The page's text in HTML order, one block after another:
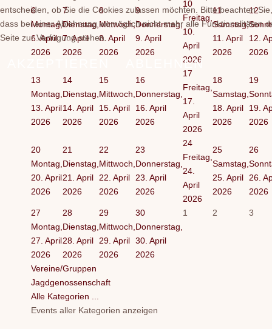
6
Montag,
6. April
2026
7
Dienstag,
7. April
2026
8
Mittwoch,
8. April
2026
9
Donnerstag,
9. April
2026
10
Freitag,
10.
April
2026
11
Samstag,
11. April
2026
12
12.
2026
13
Montag,
13. April
2026
14
Dienstag,
14. April
2026
15
Mittwoch,
15. April
2026
16
Donnerstag,
16. April
2026
17
Freitag,
17.
April
2026
18
Samstag,
18. April
2026
19
19.
2026
20
Montag,
20. April
2026
21
Dienstag,
21. April
2026
22
Mittwoch,
22. April
2026
23
Donnerstag,
23. April
2026
24
Freitag,
24.
April
2026
25
Samstag,
25. April
2026
26
26.
2026
27
Montag,
27. April
2026
28
Dienstag,
28. April
2026
29
Mittwoch,
29. April
2026
30
Donnerstag,
30. April
2026
1 2 3
Vereine/Gruppen
Jagdgenossenschaft
Alle Kategorien ...
Events aller Kategorien anzeigen
entscheiden, ob Sie die Cookies zulassen möchten. Bitte beachten Sie,
dass bei einer Ablehnung womöglich nicht mehr alle Funktionalitäten
Seite zur Verfügung stehen.
ABLEHNEN